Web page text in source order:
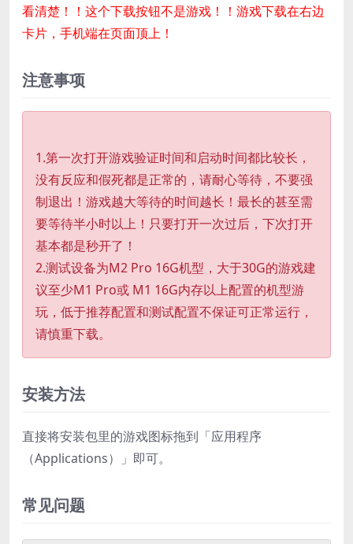
看清楚！！这个下载按钮不是游戏！！游戏下载在右边
卡片，手机端在页面顶上！
注意事项
1.第一次打开游戏验证时间和启动时间都比较长，
没有反应和假死都是正常的，请耐心等待，不要强
制退出！游戏越大等待的时间越长！最长的甚至需
要等待半小时以上！只要打开一次过后，下次打开
基本都是秒开了！
2.测试设备为M2 Pro 16G机型，大于30G的游戏建
议至少M1 Pro或 M1 16G内存以上配置的机型游
玩，低于推荐配置和测试配置不保证可正常运行，
请慎重下载。
安装方法
直接将安装包里的游戏图标拖到「应用程序
（Applications）」即可。
常见问题